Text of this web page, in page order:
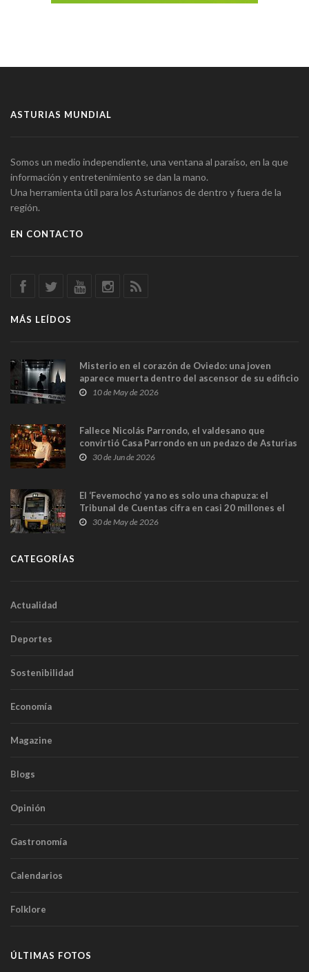
ASTURIAS MUNDIAL
Somos un medio independiente, una ventana al paraíso, en la que
información y entretenimiento se dan la mano.
Una herramienta útil para los Asturianos de dentro y fuera de la
región.
EN CONTACTO
MÁS LEÍDOS
Misterio en el corazón de Oviedo: una joven
aparece muerta dentro del ascensor de su edificio
y las cámaras captan sus últimos minutos
10 de May de 2026
Fallece Nicolás Parrondo, el valdesano que
convirtió Casa Parrondo en un pedazo de Asturias
en Madrid
30 de Jun de 2026
El ‘Fevemocho’ ya no es solo una chapuza: el
Tribunal de Cuentas cifra en casi 20 millones el
sobrecoste de los trenes que no cabían por los
30 de May de 2026
CATEGORÍAS
Actualidad
Deportes
Sostenibilidad
Economía
Magazine
Blogs
Opinión
Gastronomía
Calendarios
Folklore
ÚLTIMAS FOTOS